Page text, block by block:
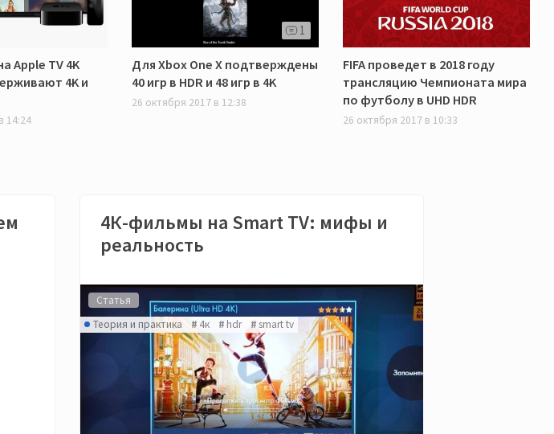
Apple TV 4K
4K и
14:24
1
Для Xbox One X подтверждены
40 игр в HDR и 48 игр в 4K
26 октября 2017 в 12:38
FIFA проведет в 2018 году
трансляцию Чемпионата мира
по футболу в UHD HDR
26 октября 2017 в 10:33
4К-фильмы на Smart TV: мифы и
реальность
Статья
Теория и практика
4к hdr smart tv